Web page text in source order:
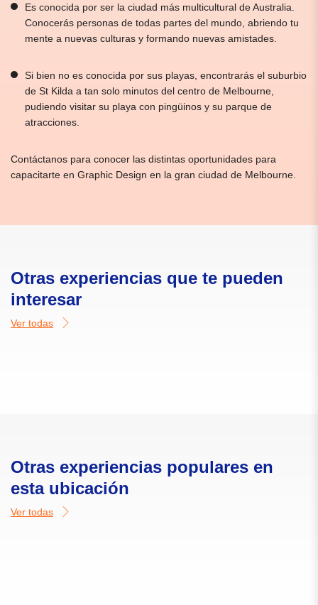
Es conocida por ser la ciudad más multicultural de Australia.
Conocerás personas de todas partes del mundo, abriendo tu
mente a nuevas culturas y formando nuevas amistades.
Si bien no es conocida por sus playas, encontrarás el suburbio
de St Kilda a tan solo minutos del centro de Melbourne,
pudiendo visitar su playa con pingüinos y su parque de
atracciones.
Contáctanos para conocer las distintas oportunidades para
capacitarte en Graphic Design en la gran ciudad de Melbourne.
Otras experiencias que te pueden
interesar
Ver todas
Otras experiencias populares en
esta ubicación
Ver todas